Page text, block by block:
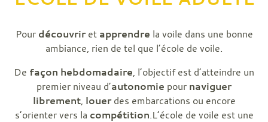
Pour découvriret apprendre la voile dans une bonne
ambiance, rien de tel que l’école de voile.
De façon hebdomadaire, l’objectif est d’atteindre un
premier niveau d’autonomie pour naviguer
librement, louerdes embarcations ou encore
s’orienter vers la compétition.L’école de voile est une